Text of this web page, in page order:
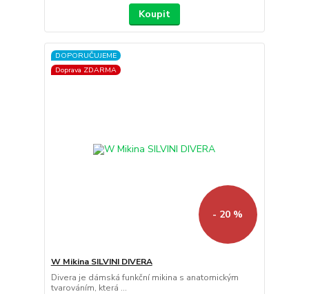
Koupit
DOPORUČUJEME
Doprava ZDARMA
- 20 %
W Mikina SILVINI DIVERA
Divera je dámská funkční mikina s anatomickým
tvarováním, která ...